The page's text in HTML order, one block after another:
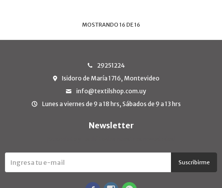
MOSTRANDO 16 DE16
29251224
Isidoro de María 1716, Montevideo
info@textilshop.com.uy
Lunes a viernes de 9 a 18 hrs, Sábados de 9 a 13 hrs
Newsletter
Suscribirme